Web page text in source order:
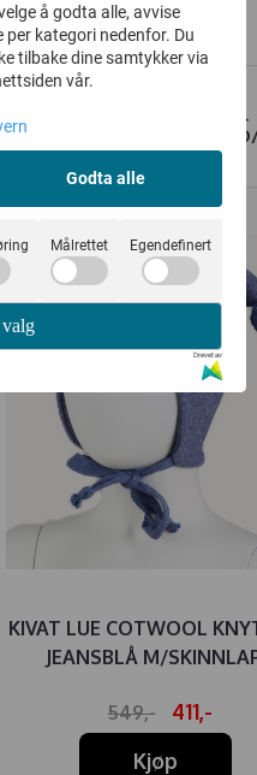
Kjøp
SÅ
25%
KIVAT LUE COTWOOL
JEANSBLÅ M/
549,-
411,-
Kjøp
å godta alle, avvise
per kategori nedenfor. Du
tilbake dine samtykker via
vår.
Godta alle
Målrettet Egendefinert
Drevet av